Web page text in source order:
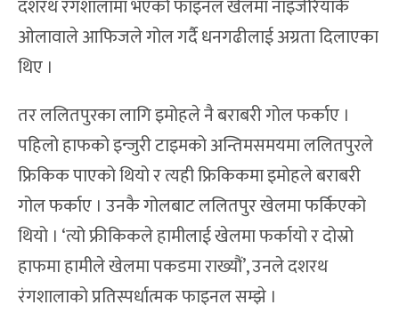
दशरथ रंगशालामा भएको फाइनल खेलमा नाइजेरियाकै
ओलावाले आफिजले गोल गर्दै धनगढीलाई अग्रता दिलाएका
थिए ।
तर ललितपुरका लागि इमोहले नै बराबरी गोल फर्काए ।
पहिलो हाफको इन्जुरी टाइमको अन्तिमसमयमा ललितपुरले
फ्रिकिक पाएको थियो र त्यही फ्रिकिकमा इमोहले बराबरी
गोल फर्काए । उनकै गोलबाट ललितपुर खेलमा फर्किएको
थियो । ‘त्यो फ्रीकिकले हामीलाई खेलमा फर्कायो र दोस्रो
हाफमा हामीले खेलमा पकडमा राख्यौं’, उनले दशरथ
रंगशालाको प्रतिस्पर्धात्मक फाइनल सम्झे ।